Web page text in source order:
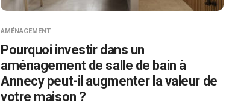
AMÉNAGEMENT
Pourquoi investir dans un
aménagement de salle de bain à
Annecy peut-il augmenter la valeur de
votre maison ?